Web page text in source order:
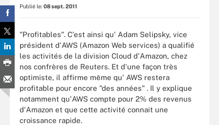
Publié le: 08 sept. 2011
"Profitables". C'est ainsi qu' Adam Selipsky, vice
président d'AWS (Amazon Web services) a qualifié
les activités de la division Cloud d'Amazon, chez
nos confrères de Reuters. Et d'une façon très
optimiste, il affirme même qu' AWS restera
profitable pour encore "des années" . Il y explique
notamment qu'AWS compte pour 2% des revenus
d'Amazon et que cette activité connait une
croissance rapide.